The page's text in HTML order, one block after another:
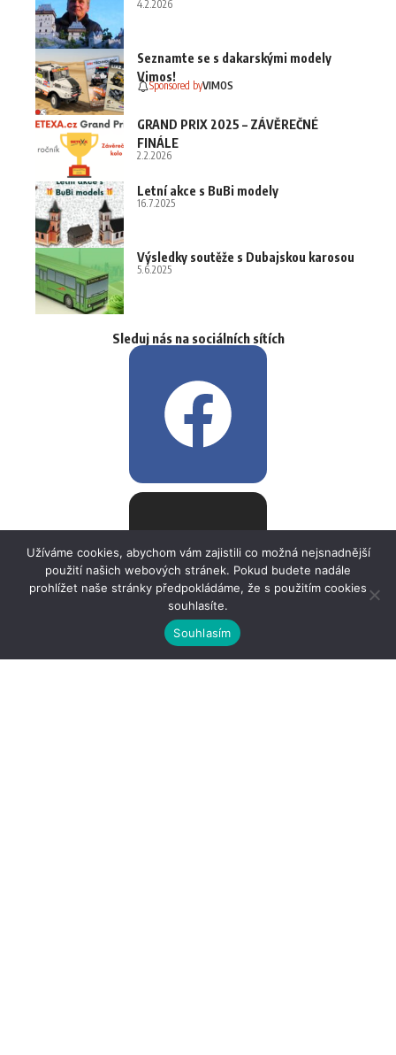
4.2.2026
Seznamte se s dakarskými modely
Vimos!
Sponsored byVIMOS
GRAND PRIX 2025 – ZÁVĚREČNÉ
FINÁLE
2.2.2026
Letní akce s BuBi modely
16.7.2025
Výsledky soutěže s Dubajskou karosou
5.6.2025
Sleduj nás na sociálních sítích
Užíváme cookies, abychom vám zajistili co možná nejsnadnější
použití našich webových stránek. Pokud budete nadále
prohlížet naše stránky předpokládáme, že s použitím cookies
souhlasíte.
Souhlasím